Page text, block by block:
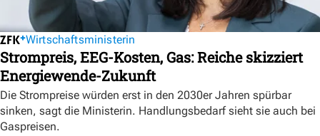
Wirtschaftsministerin
Strompreis, EEG-Kosten, Gas: Reiche skizziert
Energiewende-Zukunft
Die Strompreise würden erst in den 2030er Jahren spürbar
sinken, sagt die Ministerin. Handlungsbedarf sieht sie auch bei
Gaspreisen.